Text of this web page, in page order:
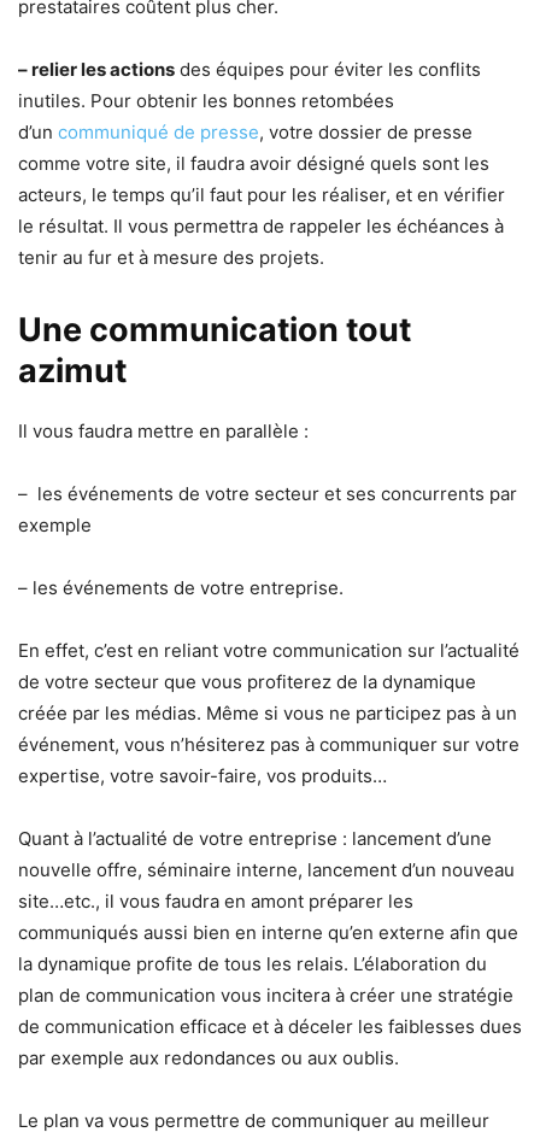
prestataires coûtent plus cher.
– relier les actions des équipes pour éviter les conflits
inutiles. Pour obtenir les bonnes retombées
d’un communiqué de presse, votre dossier de presse
comme votre site, il faudra avoir désigné quels sont les
acteurs, le temps qu’il faut pour les réaliser, et en vérifier
le résultat. Il vous permettra de rappeler les échéances à
tenir au fur et à mesure des projets.
Une communication tout
azimut
Il vous faudra mettre en parallèle :
– les événements de votre secteur et ses concurrents par
exemple
– les événements de votre entreprise.
En effet, c’est en reliant votre communication sur l’actualité
de votre secteur que vous profiterez de la dynamique
créée par les médias. Même si vous ne participez pas à un
événement, vous n’hésiterez pas à communiquer sur votre
expertise, votre savoir-faire, vos produits…
Quant à l’actualité de votre entreprise : lancement d’une
nouvelle offre, séminaire interne, lancement d’un nouveau
site…etc., il vous faudra en amont préparer les
communiqués aussi bien en interne qu’en externe afin que
la dynamique profite de tous les relais. L’élaboration du
plan de communication vous incitera à créer une stratégie
de communication efficace et à déceler les faiblesses dues
par exemple aux redondances ou aux oublis.
Le plan va vous permettre de communiquer au meilleur